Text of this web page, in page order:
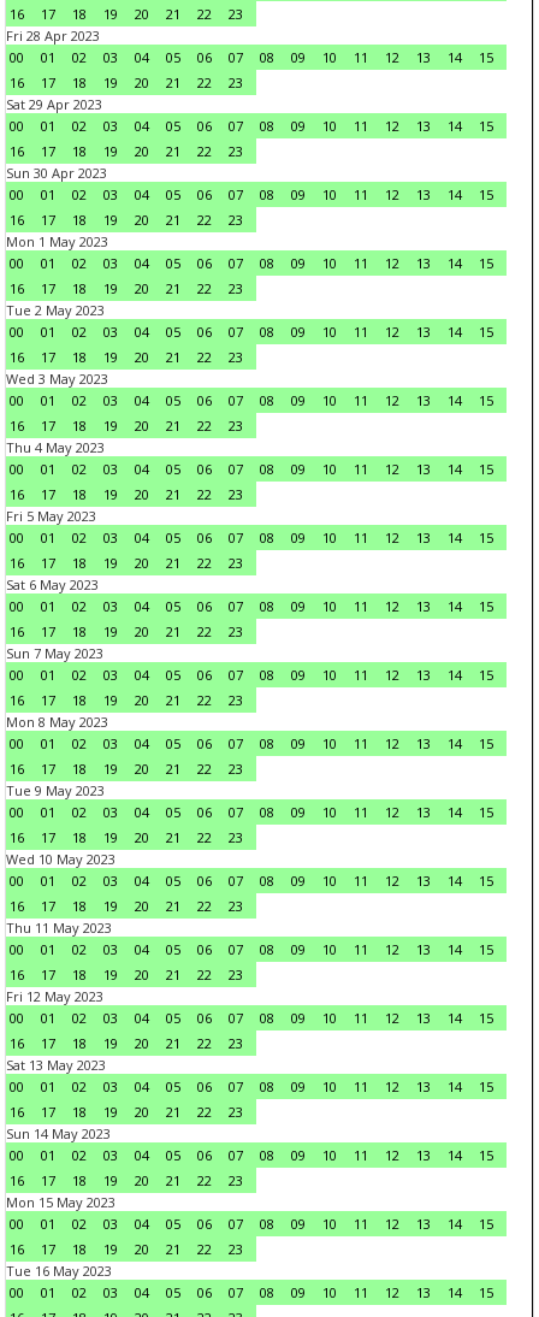
16
17 18 19 20 21 22
23
Fri 28 Apr 2023
00
01 02 03 04 05 06 07 08 09 10 11 12 13 14
15
16
17 18 19 20 21 22
23
Sat 29 Apr 2023
00
01 02 03 04 05 06 07 08 09 10 11 12 13 14
15
16
17 18 19 20 21 22
23
Sun 30 Apr 2023
00
01 02 03 04 05 06 07 08 09 10 11 12 13 14
15
16
17 18 19 20 21 22
23
Mon 1 May 2023
00
01 02 03 04 05 06 07 08 09 10 11 12 13 14
15
16
17 18 19 20 21 22
23
Tue 2 May 2023
00
01 02 03 04 05 06 07 08 09 10 11 12 13 14
15
16
17 18 19 20 21 22
23
Wed 3 May 2023
00
01 02 03 04 05 06 07 08 09 10 11 12 13 14
15
16
17 18 19 20 21 22
23
Thu 4 May 2023
00
01 02 03 04 05 06 07 08 09 10 11 12 13 14
15
16
17 18 19 20 21 22
23
Fri 5 May 2023
00
01 02 03 04 05 06 07 08 09 10 11 12 13 14
15
16
17 18 19 20 21 22
23
Sat 6 May 2023
00
01 02 03 04 05 06 07 08 09 10 11 12 13 14
15
16
17 18 19 20 21 22
23
Sun 7 May 2023
00
01 02 03 04 05 06 07 08 09 10 11 12 13 14
15
16
17 18 19 20 21 22
23
Mon 8 May 2023
00
01 02 03 04 05 06 07 08 09 10 11 12 13 14
15
16
17 18 19 20 21 22
23
Tue 9 May 2023
00
01 02 03 04 05 06 07 08 09 10 11 12 13 14
15
16
17 18 19 20 21 22
23
Wed 10 May 2023
00
01 02 03 04 05 06 07 08 09 10 11 12 13 14
15
16
17 18 19 20 21 22
23
Thu 11 May 2023
00
01 02 03 04 05 06 07 08 09 10 11 12 13 14
15
16
17 18 19 20 21 22
23
Fri 12 May 2023
00
01 02 03 04 05 06 07 08 09 10 11 12 13 14
15
16
17 18 19 20 21 22
23
Sat 13 May 2023
00
01 02 03 04 05 06 07 08 09 10 11 12 13 14
15
16
17 18 19 20 21 22
23
Sun 14 May 2023
00
01 02 03 04 05 06 07 08 09 10 11 12 13 14
15
16
17 18 19 20 21 22
23
Mon 15 May 2023
00
01 02 03 04 05 06 07 08 09 10 11 12 13 14
15
16
17 18 19 20 21 22
23
Tue 16 May 2023
00
01 02 03 04 05 06 07 08 09 10 11 12 13 14
15